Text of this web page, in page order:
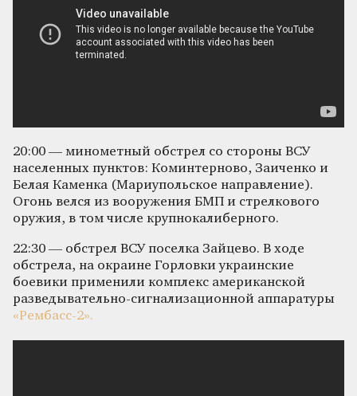
20:00 — минометный обстрел со стороны ВСУ
населенных пунктов: Коминтерново, Заиченко и
Белая Каменка (Мариупольское направление).
Огонь велся из вооружения БМП и стрелкового
оружия, в том числе крупнокалиберного.
22:30 — обстрел ВСУ поселка Зайцево. В ходе
обстрела, на окраине Горловки украинские
боевики применили комплекс американской
разведывательно-сигнализационной аппаратуры
«Рембасс-2».